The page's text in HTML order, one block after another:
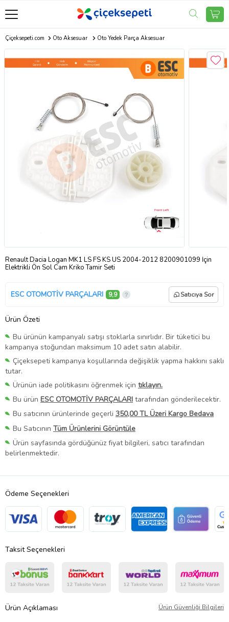
Çiçeksepeti.com Oto Aksesuar Oto Yedek Parça Aksesuar
Renault Dacia Logan MK1 LS FS KS US 2004-2012 8200901099 İçin
Elektrikli Ön Sol Cam Kriko Tamir Seti
ESC OTOMOTİV PARÇALARI 9,9 Satıcıya Sor
Ürün Özeti
Bu ürünün kampanyalı satışı stoklarla sınırlıdır. Bir tüketici bu
kampanya stoğundan maksimum 10 adet satın alabilir.
Çiçeksepeti kampanya koşullarında değişiklik yapma hakkını saklı
tutar.
Ürünün iade politikasını öğrenmek için tıklayın.
Bu ürün ESC OTOMOTİV PARÇALARI tarafından gönderilecektir.
Bu satıcının ürünlerinde geçerli 350,00 TL Üzeri Kargo Bedava
Bu Satıcının Tüm Ürünlerini Görüntüle
Ürün sayfasında gördüğünüz fiyat bilgileri, satıcı tarafından
belirlenmektedir.
Ödeme Seçenekleri
Taksit Seçenekleri
Ürün Açıklaması Ürün Güvenliği Bilgileri